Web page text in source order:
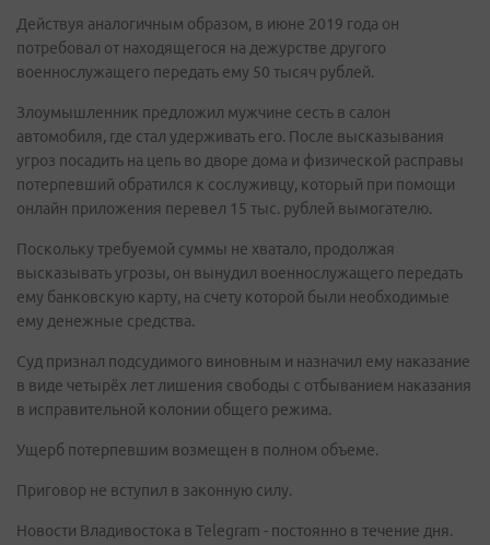
Действуя аналогичным образом, в июне 2019 года он
потребовал от находящегося на дежурстве другого
военнослужащего передать ему 50 тысяч рублей.
Злоумышленник предложил мужчине сесть в салон
автомобиля, где стал удерживать его. После высказывания
угроз посадить на цепь во дворе дома и физической расправы
потерпевший обратился к сослуживцу, который при помощи
онлайн приложения перевел 15 тыс. рублей вымогателю.
Поскольку требуемой суммы не хватало, продолжая
высказывать угрозы, он вынудил военнослужащего передать
ему банковскую карту, на счету которой были необходимые
ему денежные средства.
Суд признал подсудимого виновным и назначил ему наказание
в виде четырёх лет лишения свободы с отбыванием наказания
в исправительной колонии общего режима.
Ущерб потерпевшим возмещен в полном объеме.
Приговор не вступил в законную силу.
Новости Владивостока в Telegram - постоянно в течение дня.